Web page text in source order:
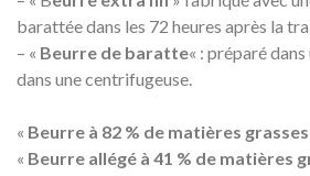
barattée dans les 72 heures après la
– « Beurre de baratte« : préparé
dans une centrifugeuse.
« Beurre à 82 % de matières grasses
« Beurre allégé à 41 % de matières